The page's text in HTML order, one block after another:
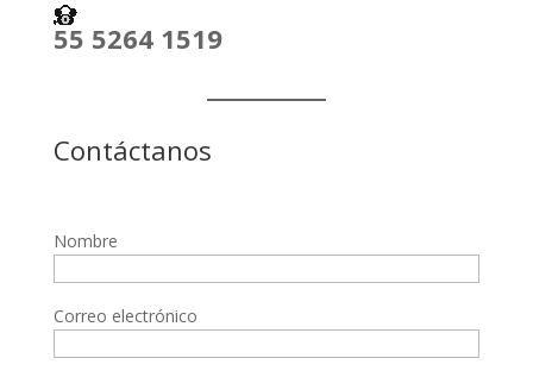
55 5264 1519
Contáctanos
Nombre
Correo electrónico